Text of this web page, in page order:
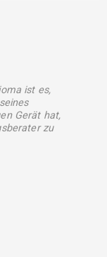
ist es,
Gerät hat,
zu